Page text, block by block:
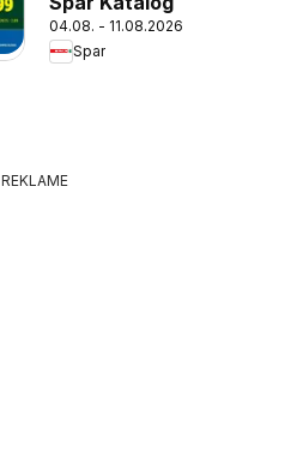
04.08. - 11.08.2026
Spar
REKLAME